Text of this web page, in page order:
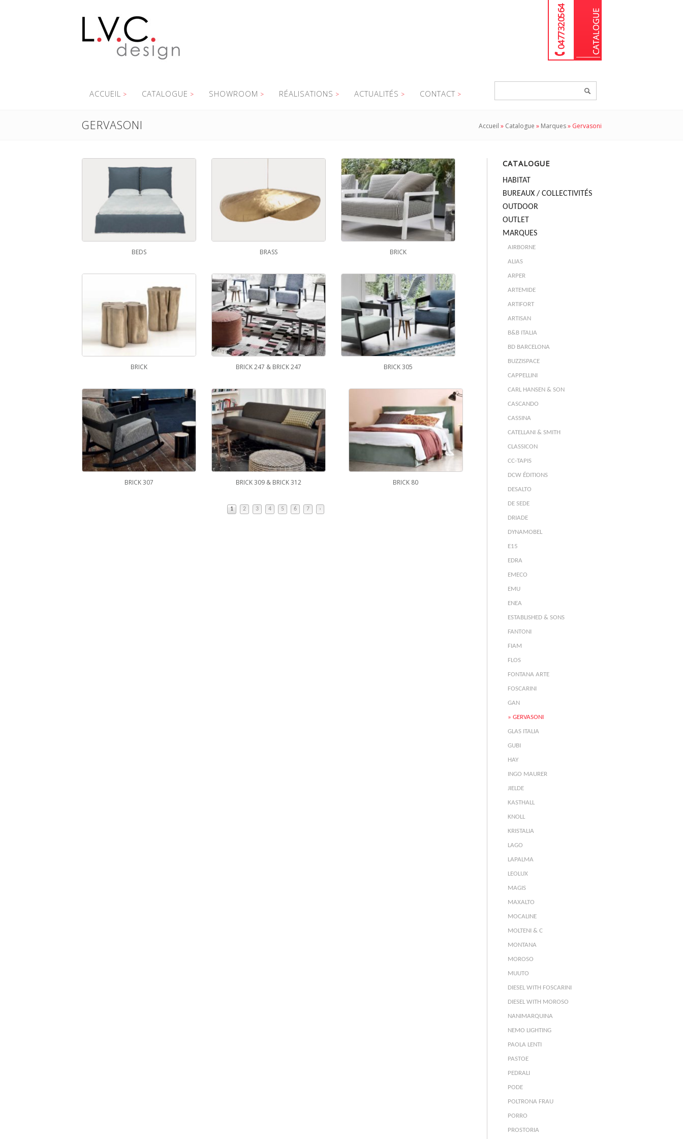
04 77 32 05 64
ACCUEIL CATALOGUE SHOWROOM RÉALISATIONS ACTUALITÉS CONTACT
GERVASONI Accueil » Catalogue » Marques» Gervasoni
BEDS BRASS BRICK
BRICK BRICK 247 & BRICK 247 BRICK 305
BRICK 307 BRICK 309 & BRICK 312 BRICK 80
1 2 3 4 5 6 7 ›
CATALOGUE
HABITAT
BUREAUX / COLLECTIVITÉS
OUTDOOR
OUTLET
MARQUES
AIRBORNE
ALIAS
ARPER
ARTEMIDE
ARTIFORT
ARTISAN
B&B ITALIA
BD BARCELONA
BUZZISPACE
CAPPELLINI
CARL HANSEN & SON
CASCANDO
CASSINA
CATELLANI & SMITH
CLASSICON
CC-TAPIS
DCW ÉDITIONS
DESALTO
DE SEDE
DRIADE
DYNAMOBEL
E15
EDRA
EMECO
EMU
ENEA
ESTABLISHED & SONS
FANTONI
FIAM
FLOS
FONTANA ARTE
FOSCARINI
GAN
GERVASONI
GLAS ITALIA
GUBI
HAY
INGO MAURER
JIELDE
KASTHALL
KNOLL
KRISTALIA
LAGO
LAPALMA
LEOLUX
MAGIS
MAXALTO
MOCALINE
MOLTENI & C
MONTANA
MOROSO
MUUTO
DIESEL WITH FOSCARINI
DIESEL WITH MOROSO
NANIMARQUINA
NEMO LIGHTING
PAOLA LENTI
PASTOE
PEDRALI
PODE
POLTRONA FRAU
PORRO
PROSTORIA